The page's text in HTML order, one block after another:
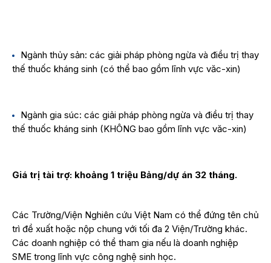
Ngành thủy sản: các giải pháp phòng ngừa và điều trị thay
thế thuốc kháng sinh (có thể bao gồm lĩnh vực văc-xin)
Ngành gia súc: các giải pháp phòng ngừa và điều trị thay
thế thuốc kháng sinh (KHÔNG bao gồm lĩnh vực văc-xin)
Giá trị tài trợ: khoảng 1 triệu Bảng/dự án 32 tháng.
Các Trường/Viện Nghiên cứu Việt Nam có thể đứng tên chủ
trì đề xuất hoặc nộp chung với tối đa 2 Viện/Trường khác.
Các doanh nghiệp có thể tham gia nếu là doanh nghiệp
SME trong lĩnh vực công nghệ sinh học.